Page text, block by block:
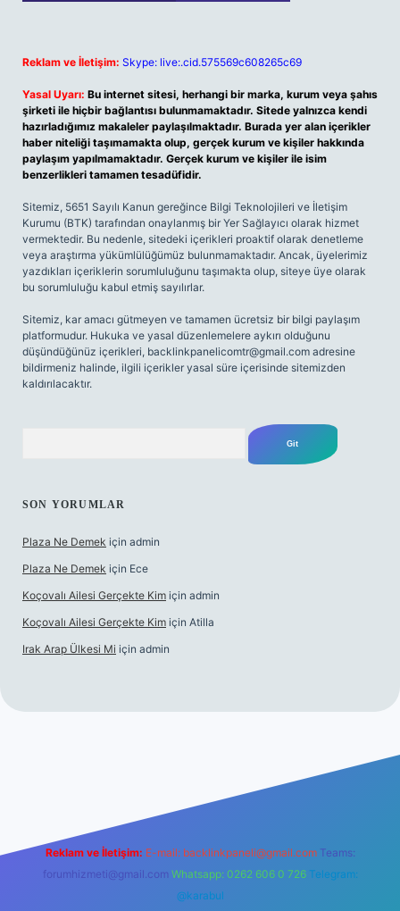
Reklam ve İletişim: Skype: live:.cid.575569c608265c69
Yasal Uyarı: Bu internet sitesi, herhangi bir marka, kurum veya şahıs
şirketi ile hiçbir bağlantısı bulunmamaktadır. Sitede yalnızca kendi
hazırladığımız makaleler paylaşılmaktadır. Burada yer alan içerikler
haber niteliği taşımamakta olup, gerçek kurum ve kişiler hakkında
paylaşım yapılmamaktadır. Gerçek kurum ve kişiler ile isim
benzerlikleri tamamen tesadüfidir.
Sitemiz, 5651 Sayılı Kanun gereğince Bilgi Teknolojileri ve İletişim
Kurumu (BTK) tarafından onaylanmış bir Yer Sağlayıcı olarak hizmet
vermektedir. Bu nedenle, sitedeki içerikleri proaktif olarak denetleme
veya araştırma yükümlülüğümüz bulunmamaktadır. Ancak, üyelerimiz
yazdıkları içeriklerin sorumluluğunu taşımakta olup, siteye üye olarak
bu sorumluluğu kabul etmiş sayılırlar.
Sitemiz, kar amacı gütmeyen ve tamamen ücretsiz bir bilgi paylaşım
platformudur. Hukuka ve yasal düzenlemelere aykırı olduğunu
düşündüğünüz içerikleri, backlinkpanelicomtr@gmail.com adresine
bildirmeniz halinde, ilgili içerikler yasal süre içerisinde sitemizden
kaldırılacaktır.
SON YORUMLAR
Plaza Ne Demek için admin
Plaza Ne Demek için Ece
Koçovalı Ailesi Gerçekte Kim için admin
Koçovalı Ailesi Gerçekte Kim için Atilla
Irak Arap Ülkesi Mi için admin
Reklam ve İletişim: E-mail: backlinkpaneli@gmail.com Teams:
forumhizmeti@gmail.com Whatsapp: 0262 606 0 726 Telegram:
@karabul